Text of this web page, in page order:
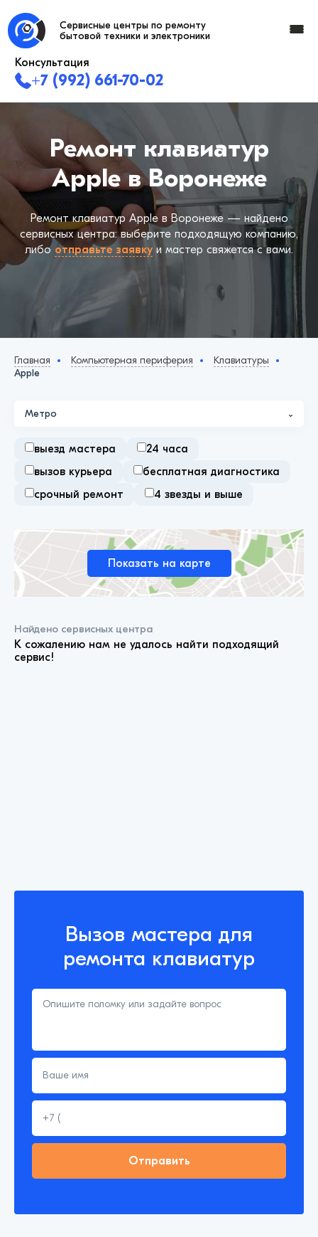
Сервисные центры по ремонту
бытовой техники и электроники
Консультация
+7 (992) 661-70-02
Ремонт клавиатур
Apple в Воронеже
Ремонт клавиатур Apple в Воронеже — найдено
сервисных центра: выберите подходящую компанию,
либо отправьте заявку и мастер свяжется с вами.
Главная Компьютерная периферия
Клавиатуры
Apple
Метро
выезд мастера
24 часа
вызов курьера
бесплатная диагностика
срочный ремонт
4 звезды и выше
Показать на карте
Найдено сервисных центра
К сожалению нам не удалось найти подходящий
сервис!
Вызов мастера для
ремонта клавиатур